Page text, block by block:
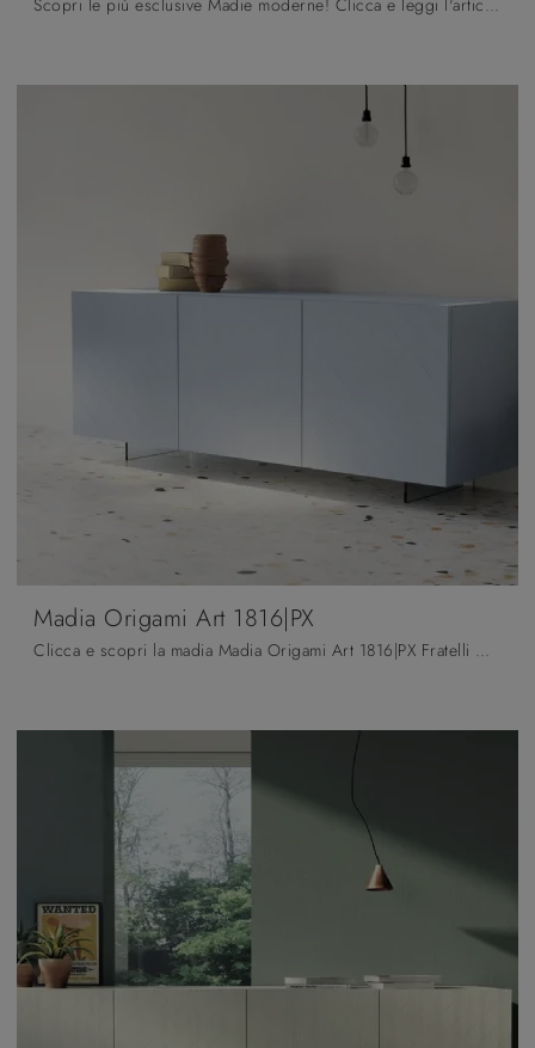
Scopri le più esclusive Madie moderne! Clicca e leggi l'articolo: madia Madia Dolcevita Art 1823 in legno laccato, soluzione pratica e sofisticata.
Madia Origami Art 1816|PX
Clicca e scopri la madia Madia Origami Art 1816|PX Fratelli Mirandola: se cerchi mobili in legno laccato per stanze moderne, questa è la soluzione ...